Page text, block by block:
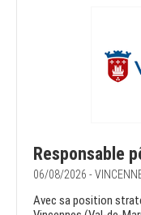
Responsable
06/08/2026 -
Avec sa position